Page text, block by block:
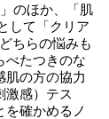
のほか、「肌
して「クリア
ちらの悩みも
べたつきのな
肌の方の協力
激感）テス
を確かめるノ